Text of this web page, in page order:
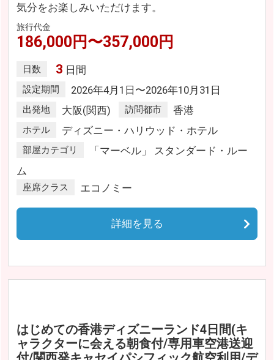
気分をお楽しみいただけます。
旅行代金
186,000円〜357,000円
日数 3 日間
設定期間 2026年4月1日〜2026年10月31日
出発地 大阪(関西) 訪問都市 香港
ホテル ディズニー・ハリウッド・ホテル
部屋カテゴリ
「マーベル」 スタンダード・ルー
ム
座席クラス エコノミー
詳細を見る
はじめての香港ディズニーランド4日間(キ
ャラクターに会える朝食付/専用車空港送迎